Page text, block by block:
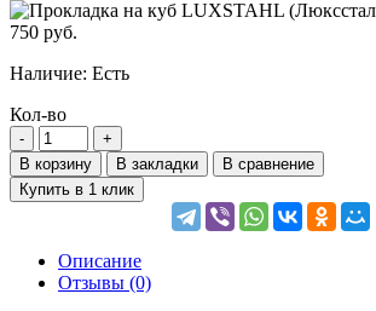
750 руб.
Наличие: Есть
Кол-во
В корзину В закладки
В сравнение
Купить в 1 клик
Описание
Отзывы (0)